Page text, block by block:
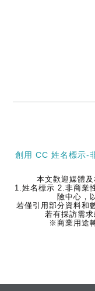
創用 CC 姓名標示-
本文歡迎媒體
1.姓名標示 2.非商業
險中心，
若僅引用部分資料和
若有採訪需求
※商業用途